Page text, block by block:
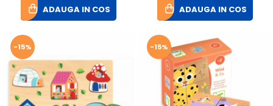
ADAUGA IN COS ADAUGA IN COS
-15% -15%